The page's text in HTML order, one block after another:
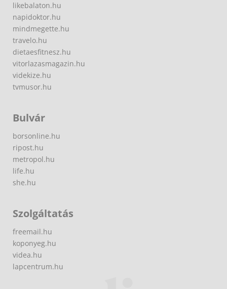
likebalaton.hu
napidoktor.hu
mindmegette.hu
travelo.hu
dietaesfitnesz.hu
vitorlazasmagazin.hu
videkize.hu
tvmusor.hu
Bulvár
borsonline.hu
ripost.hu
metropol.hu
life.hu
she.hu
Szolgáltatás
freemail.hu
koponyeg.hu
videa.hu
lapcentrum.hu